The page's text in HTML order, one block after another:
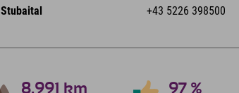
Österreich
Buchen
Dorfstraße 24
Adresse speichern
Mail senden
Stubaital +43 5226 398500
8.991 km 97 %